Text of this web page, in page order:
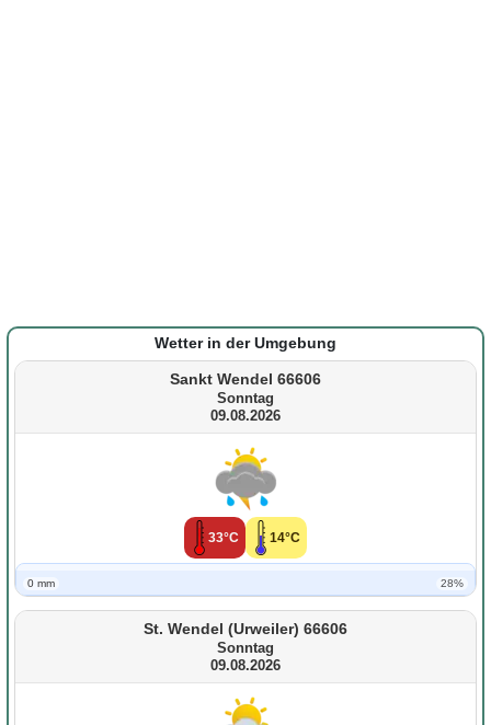
Wetter in der Umgebung
Sankt Wendel 66606
Sonntag
09.08.2026
33°C 14°C
0 mm 28%
St. Wendel (Urweiler) 66606
Sonntag
09.08.2026